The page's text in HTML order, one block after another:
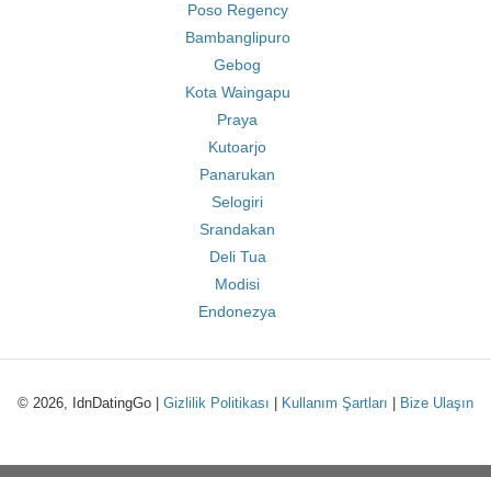
Poso Regency
Bambanglipuro
Gebog
Kota Waingapu
Praya
Kutoarjo
Panarukan
Selogiri
Srandakan
Deli Tua
Modisi
Endonezya
© 2026, IdnDatingGo | Gizlilik Politikası Kullanım Şartları Bize Ulaşın